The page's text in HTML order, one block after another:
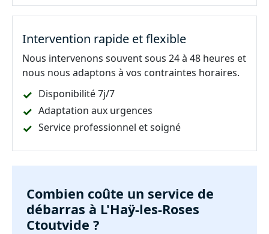
Intervention rapide et flexible
Nous intervenons souvent sous 24 à 48 heures et
nous nous adaptons à vos contraintes horaires.
Disponibilité 7j/7
Adaptation aux urgences
Service professionnel et soigné
Combien coûte un service de
débarras à L'Haÿ-les-Roses
Ctoutvide ?